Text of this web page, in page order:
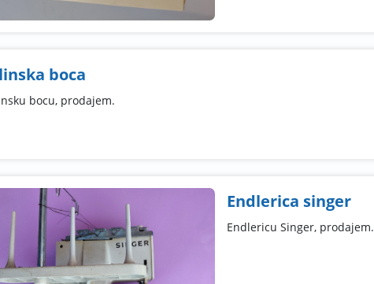
boca
bocu, prodajem.
Endlerica singer
Endlericu Singer, prodajem.